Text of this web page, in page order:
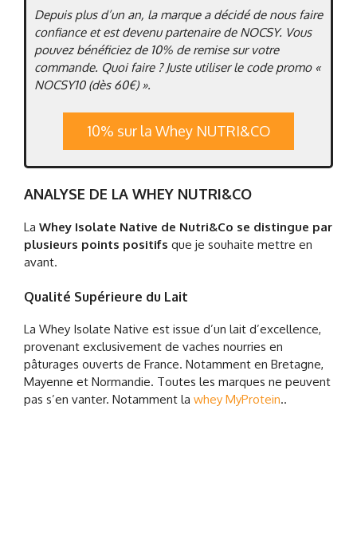
Depuis plus d’un an, la marque a décidé de nous faire
confiance et est devenu partenaire de NOCSY. Vous
pouvez bénéficiez de 10% de remise sur votre
commande. Quoi faire ? Juste utiliser le code promo «
NOCSY10 (dès 60€) ».
10% sur la Whey NUTRI&CO
ANALYSE DE LA WHEY NUTRI&CO
La Whey Isolate Native de Nutri&Co se distingue par
plusieurs points positifs que je souhaite mettre en
avant.
Qualité Supérieure du Lait
La Whey Isolate Native est issue d’un lait d’excellence,
provenant exclusivement de vaches nourries en
pâturages ouverts de France. Notamment en Bretagne,
Mayenne et Normandie. Toutes les marques ne peuvent
pas s’en vanter. Notamment la whey MyProtein..